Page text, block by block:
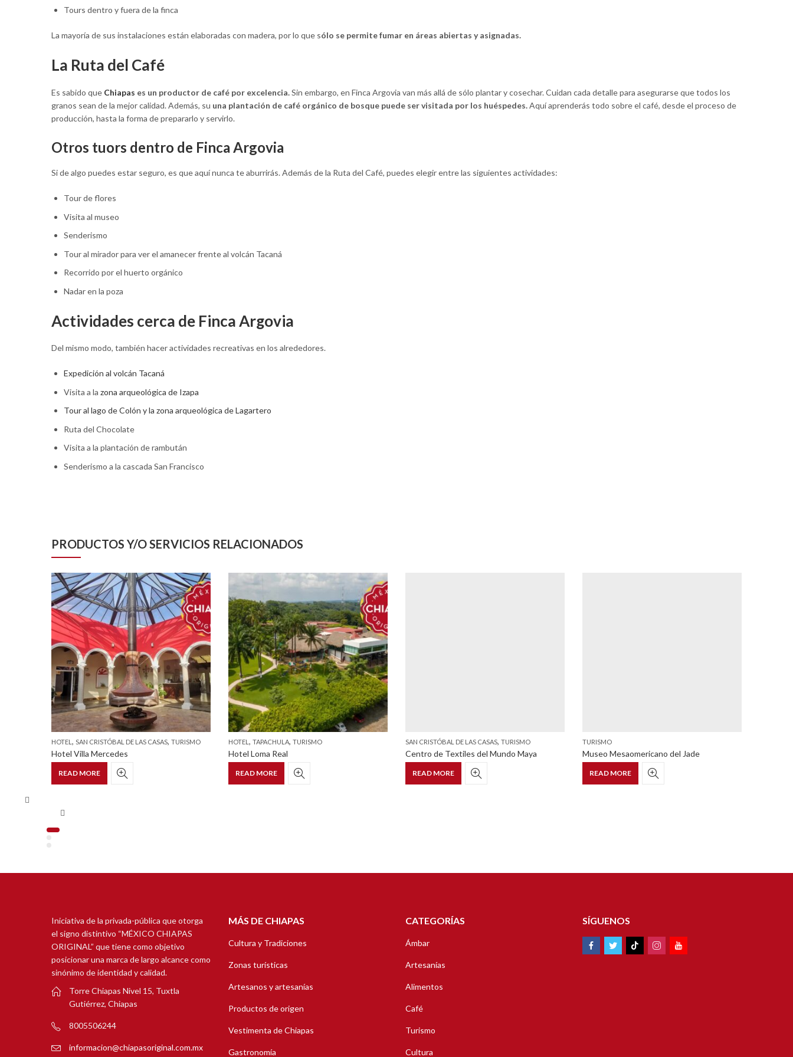
Tours dentro y fuera de la finca
La mayoría de sus instalaciones están elaboradas con madera, por lo que sólo se permite fumar en áreas abiertas y asignadas.
La Ruta del Café
Es sabido que Chiapas es un productor de café por excelencia.Sin embargo, en Finca Argovia van más allá de sólo plantar y cosechar. Cuidan cada detalle para asegurarse que todos los
granos sean de la mejor calidad. Además, su una plantación de café orgánico de bosque puede ser visitada por los huéspedes.Aquí aprenderás todo sobre el café, desde el proceso de
producción, hasta la forma de prepararlo y servirlo.
Otros tuors dentro de Finca Argovia
Si de algo puedes estar seguro, es que aquí nunca te aburrirás. Además de la Ruta del Café, puedes elegir entre las siguientes actividades:
Tour de flores
Visita al museo
Senderismo
Tour al mirador para ver el amanecer frente al volcán Tacaná
Recorrido por el huerto orgánico
Nadar en la poza
Actividades cerca de Finca Argovia
Del mismo modo, también hacer actividades recreativas en los alrededores.
Expedición al volcán Tacaná
Visita a la zona arqueológica de Izapa
Tour al lago de Colón y la zona arqueológica de Lagartero
Ruta del Chocolate
Visita a la plantación de rambután
Senderismo a la cascada San Francisco
PRODUCTOS Y/O SERVICIOS RELACIONADOS
HOTEL , SAN CRISTÓBAL DE LAS CASAS, TURISMO
Hotel Villa Mercedes
READ MORE
HOTEL , TAPACHULA, TURISMO
Hotel Loma Real
READ MORE
SAN CRISTÓBAL DE LAS CASAS, TURISMO
Centro de Textiles del Mundo Maya
READ MORE
TURISMO
Museo Mesaomericano del Jade
READ MORE
Iniciativa de la privada-pública que otorga
el signo distintivo “MÉXICO CHIAPAS
ORIGINAL” que tiene como objetivo
posicionar una marca de largo alcance como
sinónimo de identidad y calidad.
Torre Chiapas Nivel 15, Tuxtla
Gutiérrez, Chiapas
8005506244
informacion@chiapasoriginal.com.mx
MÁS DE CHIAPAS
Cultura y Tradiciones
Zonas turísticas
Artesanos y artesanías
Productos de origen
Vestimenta de Chiapas
Gastronomía
CATEGORÍAS
Ámbar
Artesanías
Alimentos
Café
Turismo
Cultura
SÍGUENOS